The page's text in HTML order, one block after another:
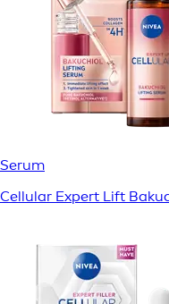
Serum
Cellular Expert Lift